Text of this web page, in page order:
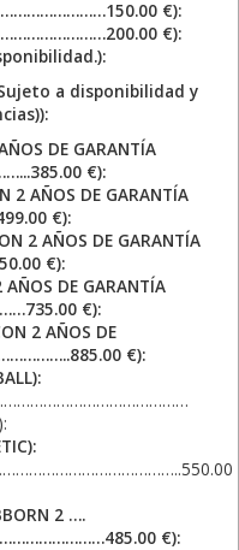
€):
€):
(Sujeto a disponibilidad y
DE GARANTÍA
€):
2 AÑOS DE GARANTÍA
€):
2 AÑOS DE GARANTÍA
€):
DE GARANTÍA
€):
2 AÑOS DE
€):
2 ….
€):